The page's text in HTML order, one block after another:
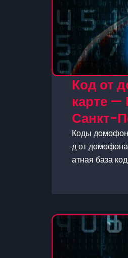
Код от
карте
Санкт-
Коды
д от
атная база